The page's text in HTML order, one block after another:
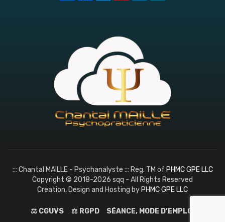
::: Chantal MAILLE - Psychanalyste ::: Reg. TM of PHMC GPE LLC
Copyright © 2018-2026 sqq - All Rights Reserved
Creation, Design and Hosting byPHMC GPE LLC
⚖️ CGUVS ⚖️ RGPD SÉANCE, MODE D’EMPLOI